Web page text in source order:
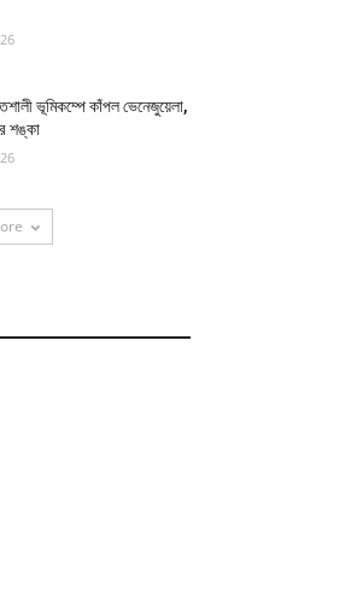
ভূমিকম্পে কাঁপল ভেনেজুয়েলা,
শঙ্কা